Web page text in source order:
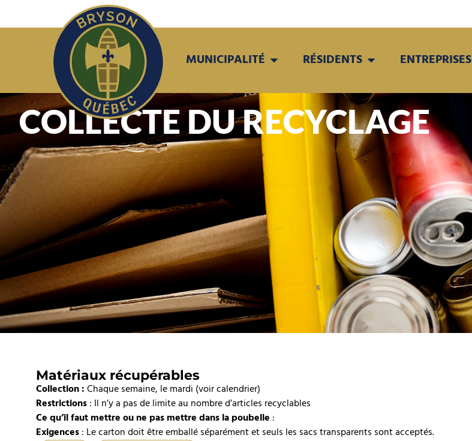
MUNICIPALITÉ RÉSIDENTS ENTREPRISES
COLLECTE DU RECYCLAGE
Matériaux récupérables
Collection :Chaque semaine, le mardi (voir calendrier)
Restrictions: Il n’y a pas de limite au nombre d’articles recyclables
Ce qu’il faut mettre ou ne pas mettre dans la poubelle :
Exigences: Le carton doit être emballé séparément et seuls les sacs transparents sont acceptés.